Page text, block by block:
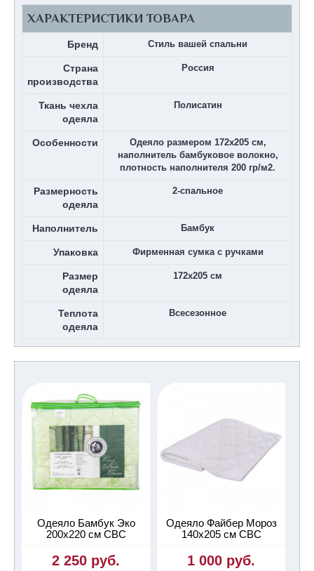
ХАРАКТЕРИСТИКИ ТОВАРА
Бренд Стиль вашей спальни
Страна
производства
Россия
Ткань чехла
одеяла
Полисатин
Особенности
Одеяло размером 172х205 см,
наполнитель бамбуковое волокно,
плотность наполнителя 200 гр/м2.
Размерность
одеяла
2-спальное
Наполнитель Бамбук
Упаковка Фирменная сумка с ручками
Размер
одеяла
172х205 см
Теплота
одеяла
Всесезонное
Одеяло Бамбук Эко
200х220 см СВС
2 250 руб.
Одеяло Файбер Мороз
140х205 см СВС
1 000 руб.